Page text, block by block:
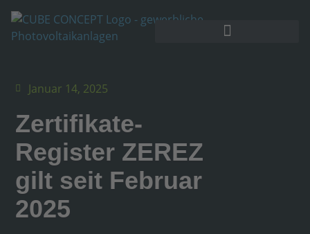
Januar 14, 2025
Zertifikate-
Register ZEREZ
gilt seit Februar
2025